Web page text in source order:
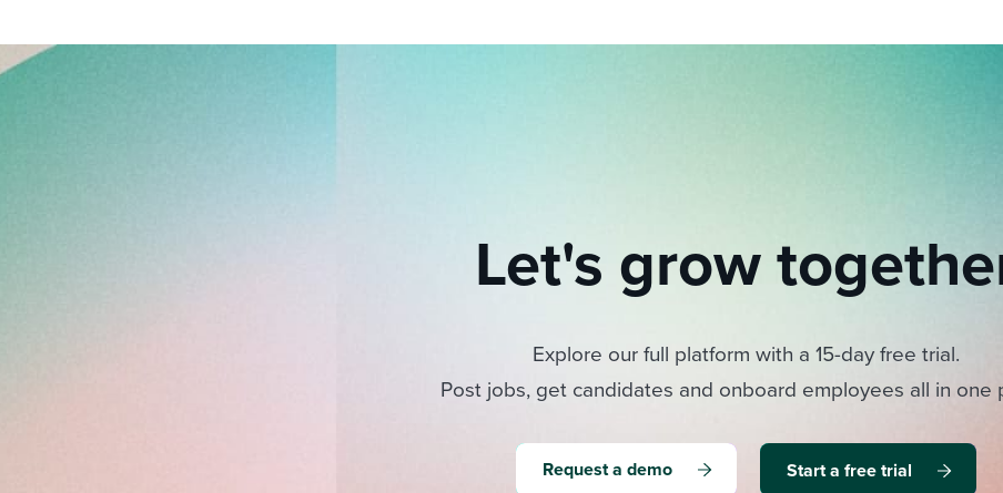
Let's grow
Explore our full platform with a 15-day free trial.
Post jobs, get candidates and onboard employees all in one
Request a demo Start a free trial